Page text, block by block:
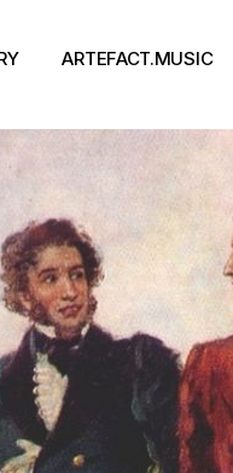
ARTEFACT.MUSIC
Виконавці
Альбоми
Концерти